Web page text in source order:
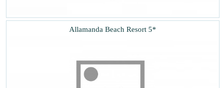
Allamanda Beach Resort 5*